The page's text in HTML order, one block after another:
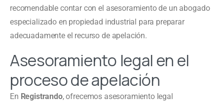
recomendable contar con el asesoramiento de un abogado
especializado en propiedad industrial para preparar
adecuadamente el recurso de apelación.
Asesoramiento legal en el
proceso de apelación
En Registrando, ofrecemos asesoramiento legal